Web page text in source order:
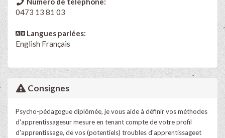
0473 13 81 03
Langues parlées:
English Français
Consignes
Psycho-pédagogue diplômée, je vous aide à définir vos méthodes
d'apprentissagesur mesure en tenant compte de votre profil
d'apprentissage, de vos (potentiels) troubles d'apprentissageet